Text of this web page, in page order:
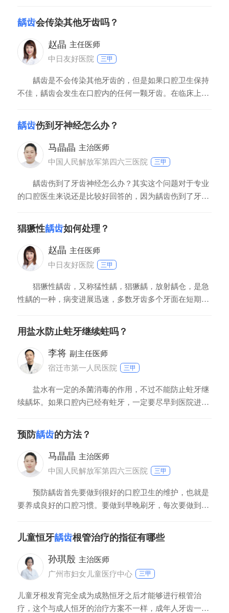
比较深，有可能会影响到牙神经这种情况下采用暂时性安
抚治疗，如果两周左右没有明显的疼痛不适才可以进行永
久性的充填。如果龋齿已经表现出夜间疼痛的话，需要进
龋齿会传染其他牙齿吗？
赵晶 主任医师
中日友好医院
三甲
龋齿是不会传染其他牙齿的，但是如果口腔卫生保持
不佳，龋齿会发生在口腔内的任何一颗牙齿。在临床上龋
会造成牙齿缺失，牙齿只要表现出龋齿需要及时到医院进
行治疗，同时保持正确的刷牙方法，预防龋齿发生。对于
儿童可以进行窝沟封闭预防龋齿。
龋齿伤到牙神经怎么办？
马晶晶 主治医师
中国人民解放军第四六三医院
三甲
龋齿伤到了牙齿神经怎么办？其实这个问题对于专业
的口腔医生来说还是比较好回答的，因为龋齿伤到了牙齿
掉。至于其实我们怎么去判断龋齿伤到了神经，其实也比
较好判断。因为其实在最开始发生的时候，这是一个很小
的驱动，人并没有主观症状，就是他不会感觉到疼痛，但
猖獗性龋齿如何处理？
赵晶 主任医师
中日友好医院
三甲
猖獗性龋齿，又称猛性龋，猖獗龋，放射龋仓，是急
性龋的一种，病变进展迅速，多数牙齿多个牙面在短期内
期分区，将全部龋齿腐质去尽，并行暂时充填，达到及时
终止龋病发展的目的。龋病进展得到控制时，换永久充填
材料，恢复患牙的形态和功能。
用盐水防止蛀牙继续蛀吗？
李将 副主任医师
宿迁市第一人民医院
三甲
盐水有一定的杀菌消毒的作用，不过不能防止蛀牙继
续龋坏。如果口腔内已经有蛀牙，一定要尽早到医院进行
不及时填补，龋洞内会填塞食物，食物滋生细菌，会继续
腐蚀牙齿。此外有蛀牙说明平时卫生习惯并不好，一定要
坚持按时刷牙，饭后漱口，防止食物残渣残留，养成良好
预防龋齿的方法？
马晶晶 主治医师
中国人民解放军第四六三医院
三甲
预防龋齿首先要做到很好的口腔卫生的维护，也就是
要养成良好的口腔习惯。要做到早晚刷牙，每次要做到有
吃甜食，少喝碳酸饮料。一般刷牙可以辅助牙线，牙线能
够更好的清除牙面上的细菌和软垢，因此能够更好的降低
口腔里面细菌的数量，能够更好的避免龋齿，避免龋齿还
儿童恒牙龋齿根管治疗的指征有哪些
孙琪殷 主治医师
广州市妇女儿童医疗中心
三甲
儿童牙根发育完全成为成熟恒牙之后才能够进行根管治
疗，这个与成人恒牙的治疗方案不一样，成年人牙齿一旦